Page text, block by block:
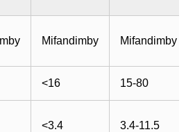
Mifandimby Mifandimby
<16 15-80
<3.4 3.4-11.5